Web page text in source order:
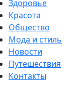
Здоровье
Красота
Общество
Мода и стиль
Новости
Путешествия
Контакты